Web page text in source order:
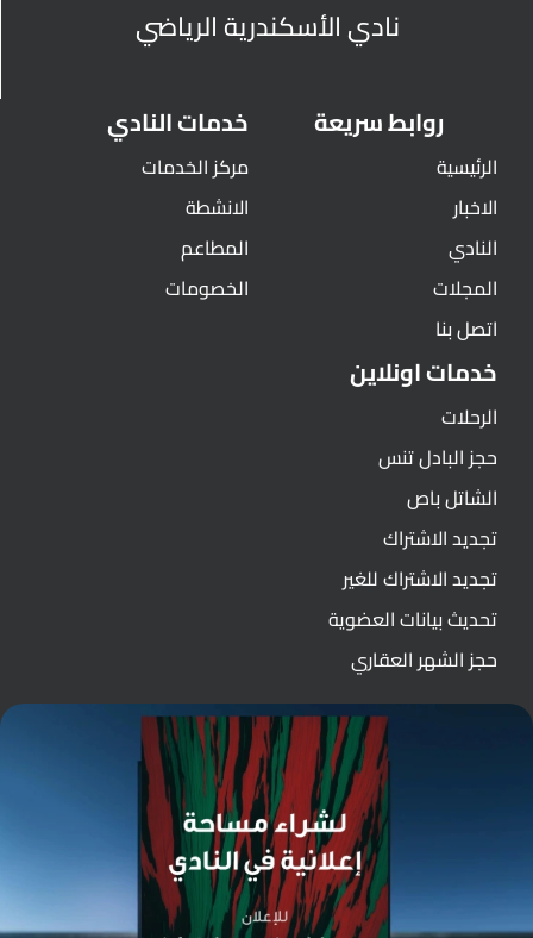
نادي الأسكندرية الرياضي
روابط سريعة
الرئيسية
الاخبار
النادي
المجلات
اتصل بنا
خدمات النادي
مركز الخدمات
الانشطة
المطاعم
الخصومات
خدمات اونلاين
الرحلات
حجز البادل تنس
الشاتل باص
تجديد الاشتراك
تجديد الاشتراك للغير
تحديث بيانات العضوية
حجز الشهر العقاري